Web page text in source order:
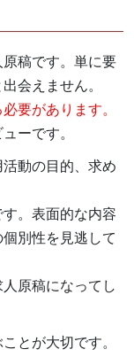
稿です。単に要
会えません。
要があります。
ーです。
動の目的、求め
。表面的な内容
別性を見逃して
原稿になってし
とが大切です。